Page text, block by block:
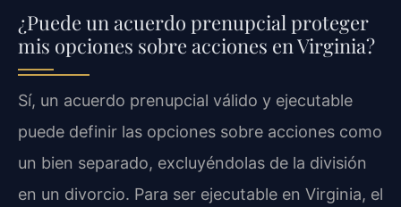
¿Puede un acuerdo prenupcial proteger
mis opciones sobre acciones en Virginia?
Sí, un acuerdo prenupcial válido y ejecutable
puede definir las opciones sobre acciones como
un bien separado, excluyéndolas de la división
en un divorcio. Para ser ejecutable en Virginia, el